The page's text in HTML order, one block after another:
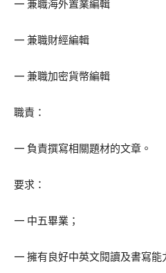
— 兼職海外置業編輯
— 兼職財經編輯
— 兼職加密貨幣編輯
職責：
— 負責撰寫相關題材的文章。
要求：
— 中五畢業；
— 擁有良好中英文閱讀及書寫能